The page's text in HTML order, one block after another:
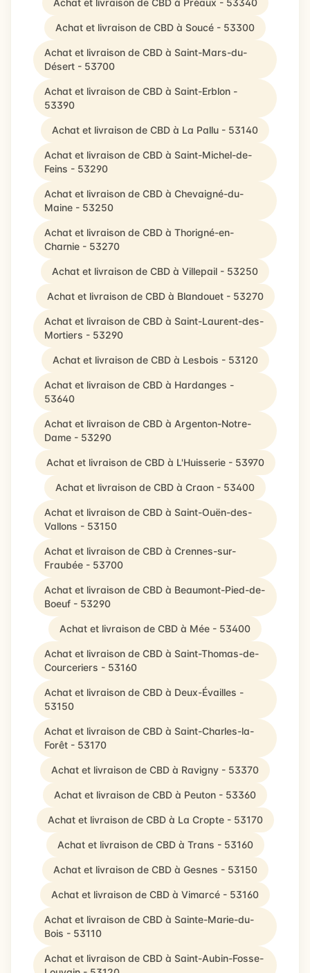
Achat et livraison de CBD à Préaux - 53340
Achat et livraison de CBD à Soucé - 53300
Achat et livraison de CBD à Saint-Mars-du-
Désert - 53700
Achat et livraison de CBD à Saint-Erblon -
53390
Achat et livraison de CBD à La Pallu - 53140
Achat et livraison de CBD à Saint-Michel-de-
Feins - 53290
Achat et livraison de CBD à Chevaigné-du-
Maine - 53250
Achat et livraison de CBD à Thorigné-en-
Charnie - 53270
Achat et livraison de CBD à Villepail - 53250
Achat et livraison de CBD à Blandouet - 53270
Achat et livraison de CBD à Saint-Laurent-des-
Mortiers - 53290
Achat et livraison de CBD à Lesbois - 53120
Achat et livraison de CBD à Hardanges -
53640
Achat et livraison de CBD à Argenton-Notre-
Dame - 53290
Achat et livraison de CBD à L'Huisserie - 53970
Achat et livraison de CBD à Craon - 53400
Achat et livraison de CBD à Saint-Ouën-des-
Vallons - 53150
Achat et livraison de CBD à Crennes-sur-
Fraubée - 53700
Achat et livraison de CBD à Beaumont-Pied-de-
Boeuf - 53290
Achat et livraison de CBD à Mée - 53400
Achat et livraison de CBD à Saint-Thomas-de-
Courceriers - 53160
Achat et livraison de CBD à Deux-Évailles -
53150
Achat et livraison de CBD à Saint-Charles-la-
Forêt - 53170
Achat et livraison de CBD à Ravigny - 53370
Achat et livraison de CBD à Peuton - 53360
Achat et livraison de CBD à La Cropte - 53170
Achat et livraison de CBD à Trans - 53160
Achat et livraison de CBD à Gesnes - 53150
Achat et livraison de CBD à Vimarcé - 53160
Achat et livraison de CBD à Sainte-Marie-du-
Bois - 53110
Achat et livraison de CBD à Saint-Aubin-Fosse-